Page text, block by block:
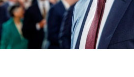
"Sammy Mahdi appelle au